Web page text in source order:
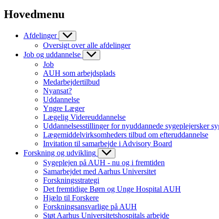
Hovedmenu
Afdelinger
Oversigt over alle afdelinger
Job og uddannelse
Job
AUH som arbejdsplads
Medarbejdertilbud
Nyansat?
Uddannelse
Yngre Læger
Lægelig Videreuddannelse
Uddannelsesstillinger for nyuddannede sygeplejersker
Lægemiddelvirksomheders tilbud om efteruddannelse
Invitation til samarbejde i Advisory Board
Forskning og udvikling
Sygeplejen på AUH - nu og i fremtiden
Samarbejdet med Aarhus Universitet
Forskningsstrategi
Det fremtidige Børn og Unge Hospital AUH
Hjælp til Forskere
Forskningsansvarlige på AUH
Støt Aarhus Universitetshospitals arbejde